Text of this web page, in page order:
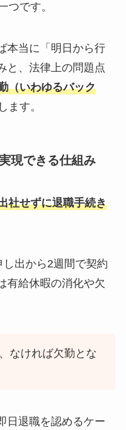
つです。
本当に「明日から行
と、法律上の問題点
（いわゆるバック
ます。
現できる仕組み
社せずに退職手続き
出から2週間で契約
有給休暇の消化や欠
なければ欠勤とな
日退職を認めるケー